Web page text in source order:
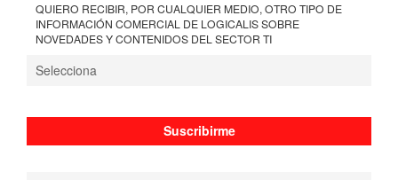
QUIERO RECIBIR, POR CUALQUIER MEDIO, OTRO TIPO DE
INFORMACIÓN COMERCIAL DE LOGICALIS SOBRE
NOVEDADES Y CONTENIDOS DEL SECTOR TI